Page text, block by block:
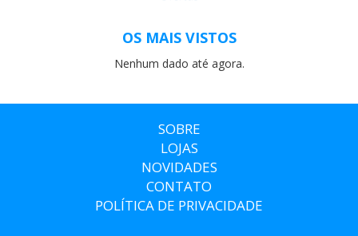
OS MAIS VISTOS
Nenhum dado até agora.
SOBRE
LOJAS
NOVIDADES
CONTATO
POLÍTICA DE PRIVACIDADE